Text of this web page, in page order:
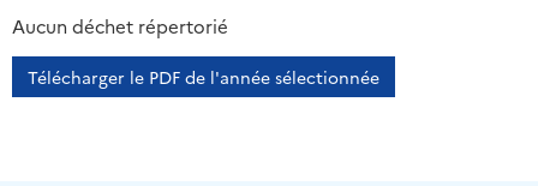
2013 2014
Aucun déchet répertorié
Télécharger le PDF de l'année sélectionnée